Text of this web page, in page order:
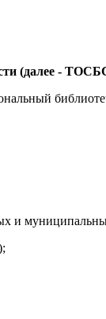
(далее -
и